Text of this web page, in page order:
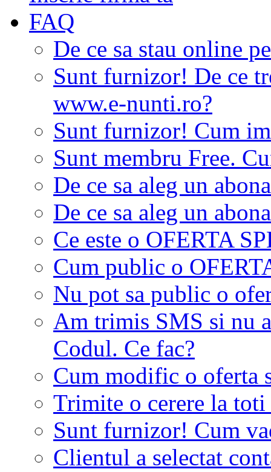
FAQ
De ce sa stau online
Sunt furnizor! De ce
www.e-nunti.ro?
Sunt furnizor! Cum
Sunt membru Free.
De ce sa aleg un
De ce sa aleg un
Ce este o OFERTA
Cum public o
Nu pot sa public o
Am trimis SMS si nu
Codul. Ce fac?
Cum modific o oferta
Trimite o cerere la
Sunt furnizor! Cum
Clientul a selectat